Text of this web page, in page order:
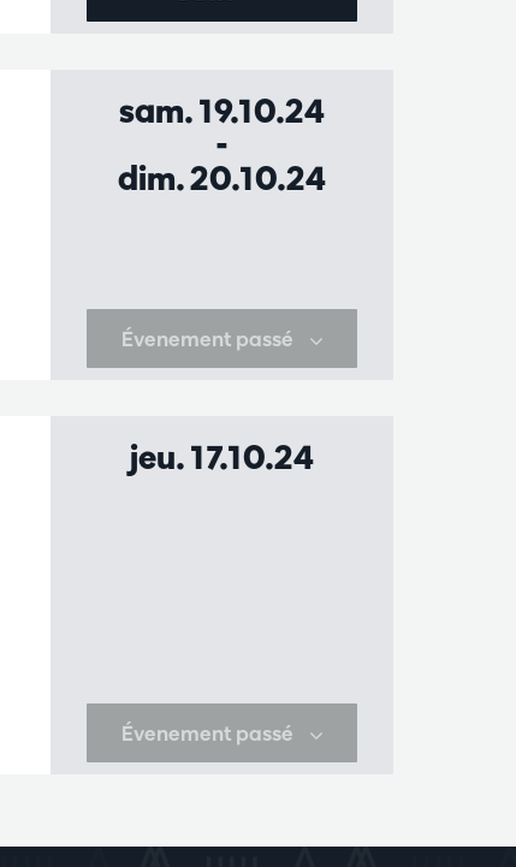
sam. 19.10.24
-
dim. 20.10.24
Évenement passé
jeu. 17.10.24
Évenement passé